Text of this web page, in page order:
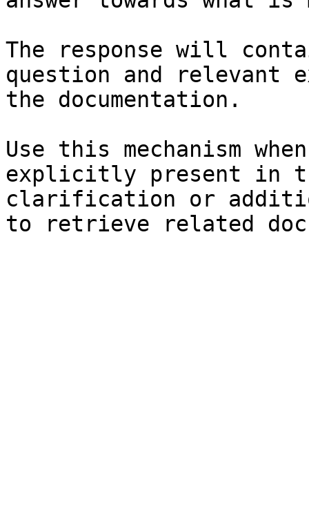
The response will
question and relevant
the documentation.
Use this mechanism
explicitly present in
clarification or